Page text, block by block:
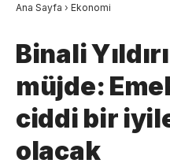
Ana Sayfa › Ekonomi
Binali
müjde:
ciddi bir
olacak